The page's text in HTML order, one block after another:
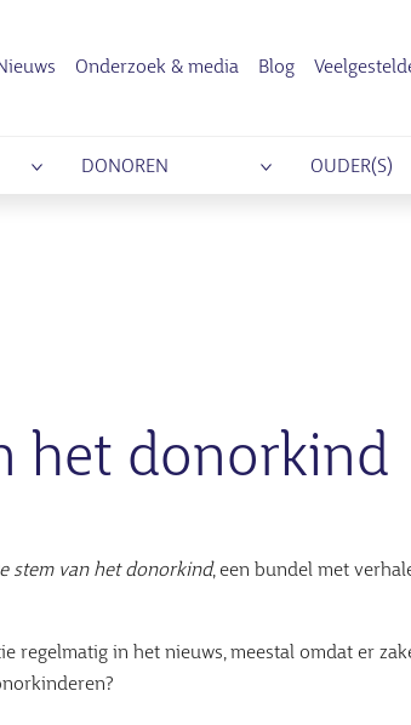
Onderzoek & media Blog
DONOREN OUDER(S)
het donorkind
stem van het donorkind, een bundel met
regelmatig in het nieuws, meestal omdat er